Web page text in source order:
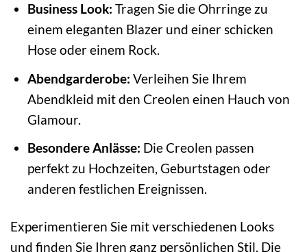
Business Look: Tragen Sie die Ohrringe zu
einem eleganten Blazer und einer schicken
Hose oder einem Rock.
Abendgarderobe: Verleihen Sie Ihrem
Abendkleid mit den Creolen einen Hauch von
Glamour.
Besondere Anlässe: Die Creolen passen
perfekt zu Hochzeiten, Geburtstagen oder
anderen festlichen Ereignissen.
Experimentieren Sie mit verschiedenen Looks
und finden Sie Ihren ganz persönlichen Stil. Die